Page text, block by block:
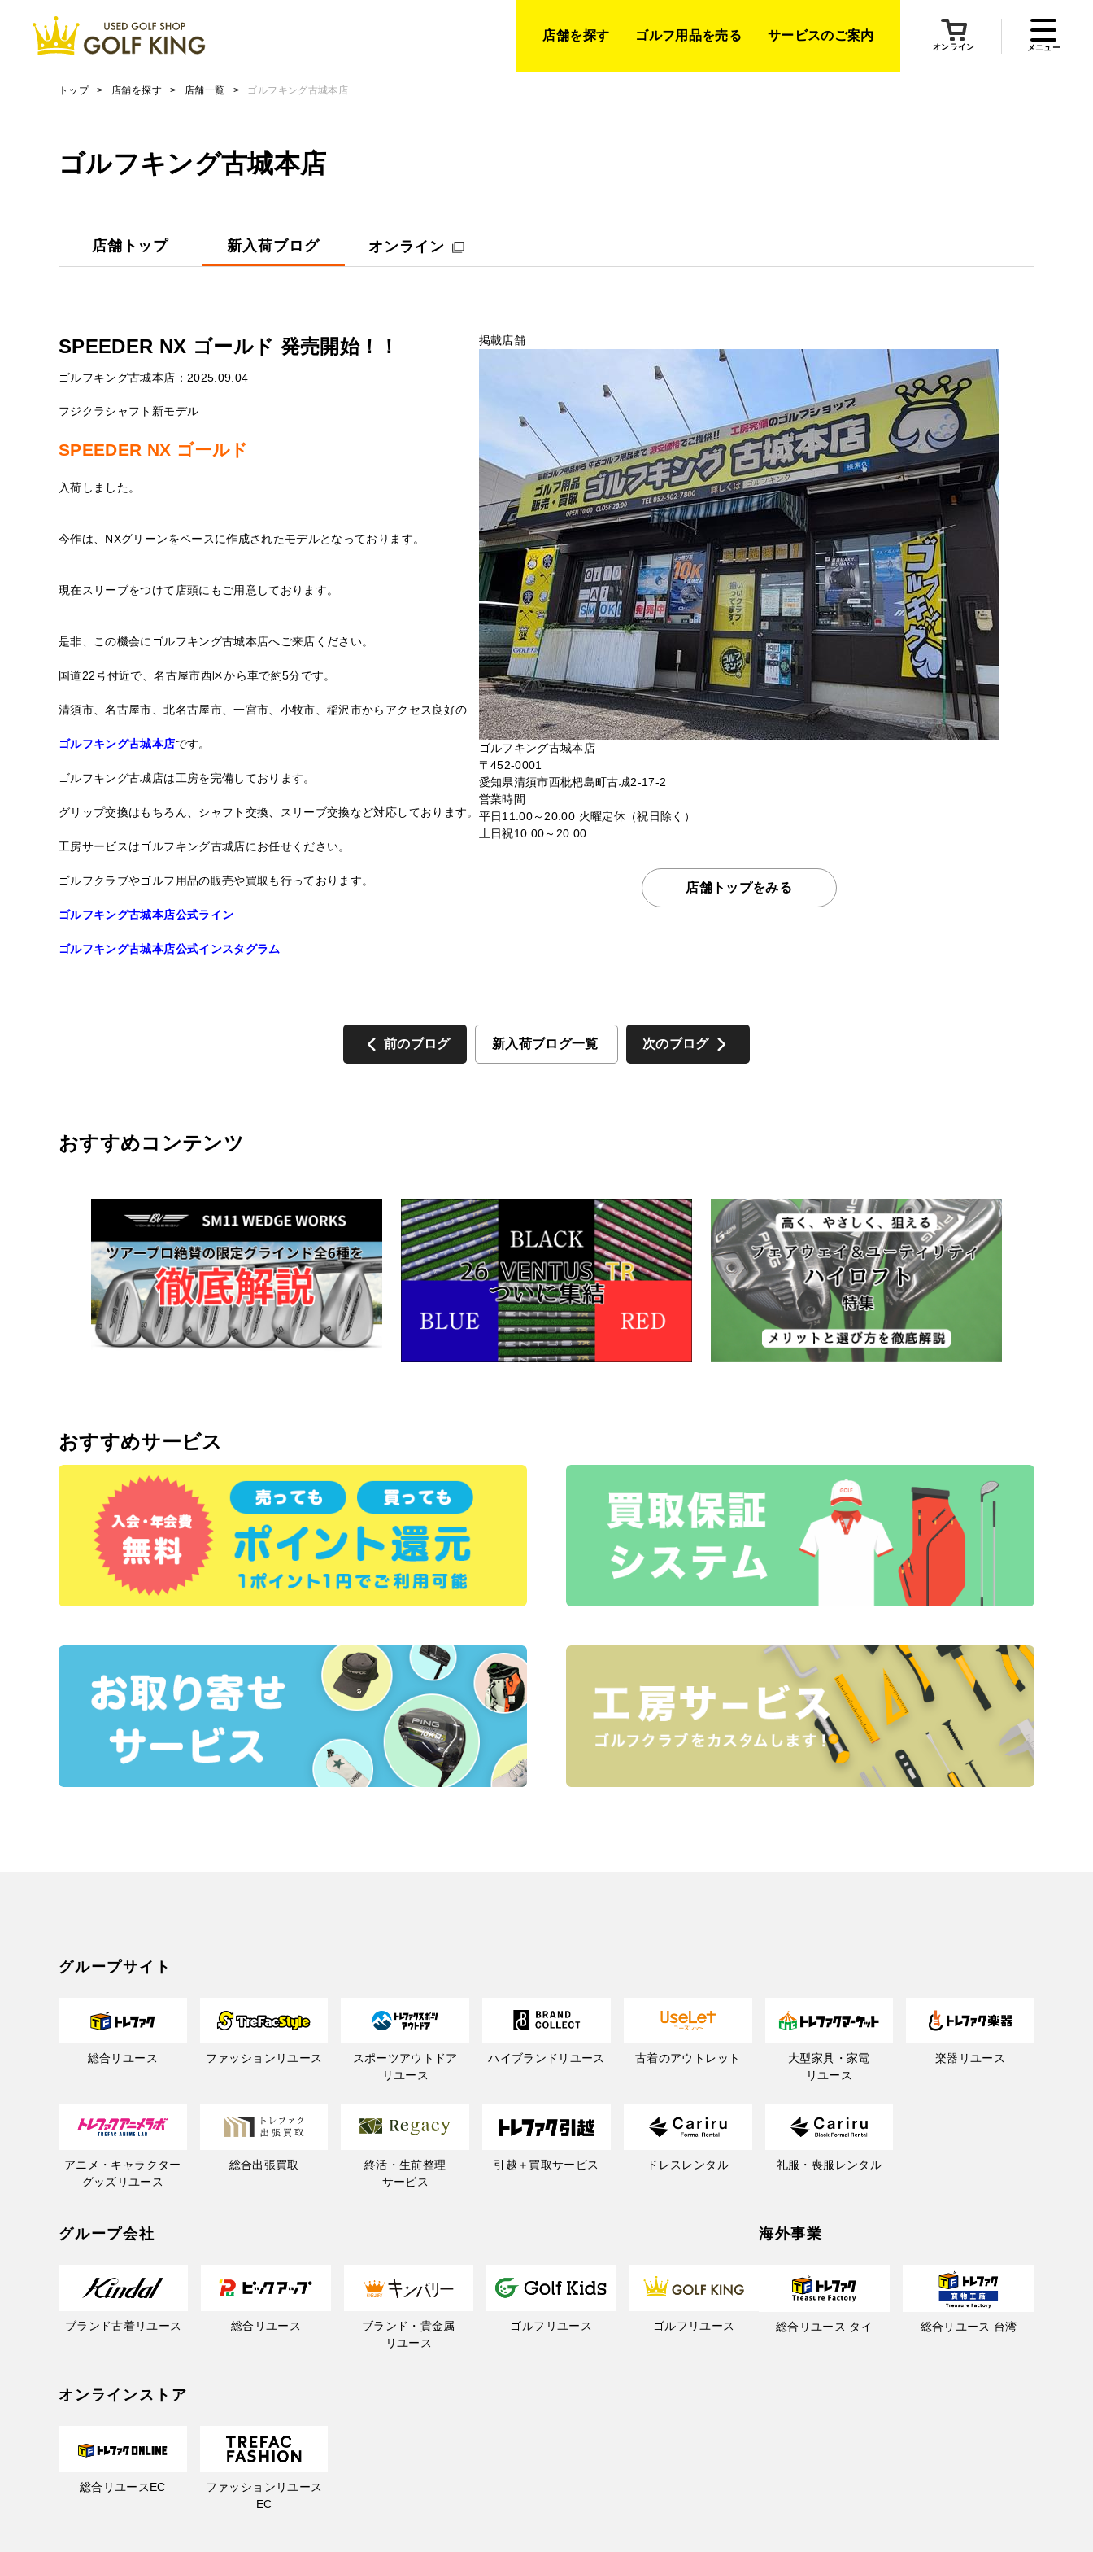
店舗を探す ゴルフ用品を売る サービスのご案内
オンライン メニュー
トップ > 店舗を探す > 店舗一覧 > ゴルフキング古城本店
ゴルフキング古城本店
店舗トップ 新入荷ブログ オンライン
SPEEDER NX ゴールド 発売開始！！
ゴルフキング古城本店：2025.09.04
フジクラシャフト新モデル
SPEEDER NX ゴールド
入荷しました。
今作は、NXグリーンをベースに作成されたモデルとなっております。
現在スリーブをつけて店頭にもご用意しております。
是非、この機会にゴルフキング古城本店へご来店ください。
国道22号付近で、名古屋市西区から車で約5分です。
清須市、名古屋市、北名古屋市、一宮市、小牧市、稲沢市からアクセス良好の
ゴルフキング古城本店です。
ゴルフキング古城店は工房を完備しております。
グリップ交換はもちろん、シャフト交換、スリーブ交換など対応しております。
工房サービスはゴルフキング古城店にお任せください。
ゴルフクラブやゴルフ用品の販売や買取も行っております。
ゴルフキング古城本店公式ライン
ゴルフキング古城本店公式インスタグラム
掲載店舗
ゴルフキング古城本店
〒452-0001
愛知県清須市西枇杷島町古城2-17-2
営業時間
平日11:00～20:00 火曜定休（祝日除く）
土日祝10:00～20:00
店舗トップをみる
前のブログ 新入荷ブログ一覧 次のブログ
おすすめコンテンツ
おすすめサービス
グループサイト
総合リユース ファッションリユース
スポーツアウトドア
リユース
ハイブランドリユース 古着のアウトレット
大型家具・家電
リユース
楽器リユース
アニメ・キャラクター
グッズリユース
総合出張買取
終活・生前整理
サービス
引越＋買取サービス ドレスレンタル 礼服・喪服レンタル
グループ会社
ブランド古着リユース 総合リユース
ブランド・貴金属
リユース
ゴルフリユース ゴルフリユース
海外事業
総合リユース タイ 総合リユース 台湾
オンラインストア
総合リユースEC
ファッションリユース
EC